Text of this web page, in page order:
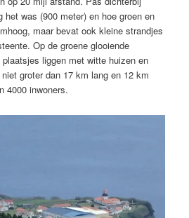
het was (900 meter) en hoe groen en
maar bevat ook kleine strandjes
Op de groene glooiende
liggen met witte huizen en
groter dan 17 km lang en 12 km
4000 inwoners.